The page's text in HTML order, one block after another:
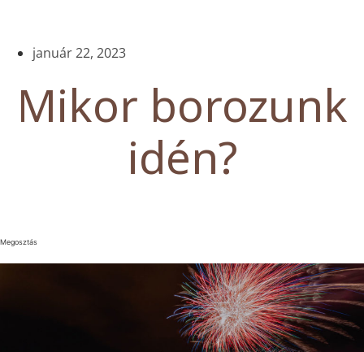
január 22, 2023
Mikor borozunk
idén?
Megosztás